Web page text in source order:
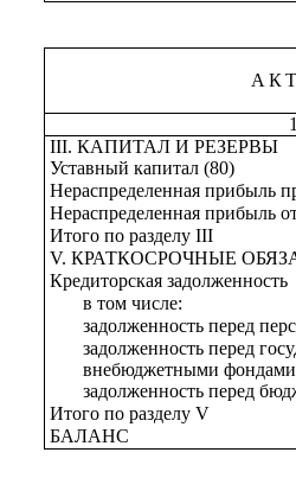
III. КАПИТАЛ И РЕЗЕРВЫ
Уставный капитал (80)
Нераспределенная прибыль
Нераспределенная прибыль
Итого по разделу III
V. КРАТКОСРОЧНЫЕ
Кредиторская задолженность
в том числе:
задолженность перед
задолженность перед
внебюджетными
задолженность перед
Итого по разделу V
БАЛАНС